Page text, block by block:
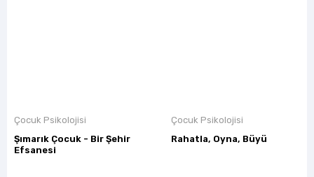
Çocuk Psikolojisi
Şımarık Çocuk - Bir Şehir
Efsanesi
Çocuk Psikolojisi
Rahatla, Oyna, Büyü